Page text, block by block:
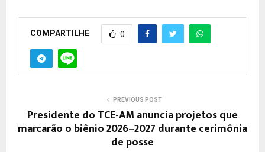
COMPARTILHE 0
PREVIOUS POST
Presidente do TCE-AM anuncia projetos que
marcarão o biênio 2026–2027 durante cerimônia
de posse